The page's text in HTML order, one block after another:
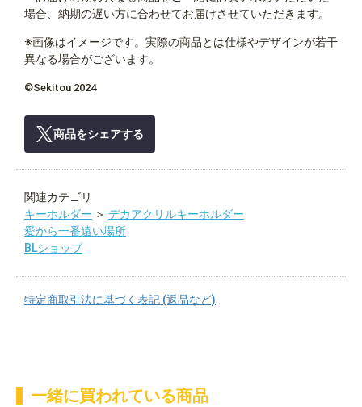
場合、納期の遅い方に合わせてお届けさせていただきます。
※画像はイメージです。実際の商品とは仕様やデザインが若干
異なる場合がございます。
©Sekitou 2024
商品をシェアする
関連カテゴリ
キーホルダー ＞ デカアクリルキーホルダー
愛から一番遠い場所
BLショップ
特定商取引法に基づく表記 (返品など)
一緒に買われている商品